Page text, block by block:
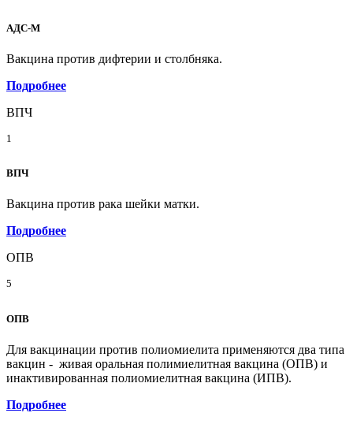
АДС-М
Вакцина против дифтерии и столбняка.
Подробнее
ВПЧ
1
ВПЧ
Вакцина против рака шейки матки.
Подробнее
ОПВ
5
ОПВ
Для вакцинации против полиомиелита применяются два типа
вакцин - живая оральная полимиелитная вакцина (ОПВ) и
инактивированная полиомиелитная вакцина (ИПВ).
Подробнее